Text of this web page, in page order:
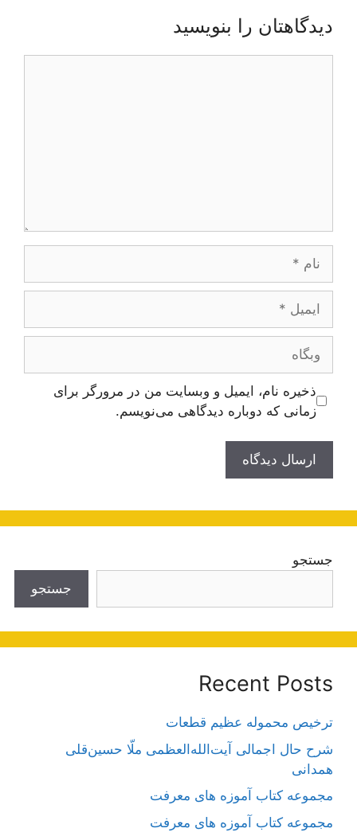
دیدگاهتان را بنویسید
وبگاه
ذخیره نام، ایمیل و وبسایت من در مرورگر برای
زمانی که دوباره دیدگاهی می‌نویسم.
جستجو
جستجو
Recent Posts
ترخیص محموله عظیم قطعات
شرح حال اجمالی آیت‌الله‌العظمی ملّا حسین‌قلی
همدانی
مجموعه کتاب آموزه های معرفت
مجموعه کتاب آموزه های معرفت